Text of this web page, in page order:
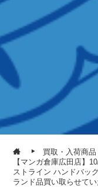
買取・入荷商品
【マンガ倉庫広田店】
ストライン ハンドバッ
ランド品買い取らせてい